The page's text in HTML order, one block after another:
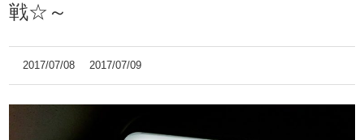
戦☆～
2017/07/08 2017/07/09